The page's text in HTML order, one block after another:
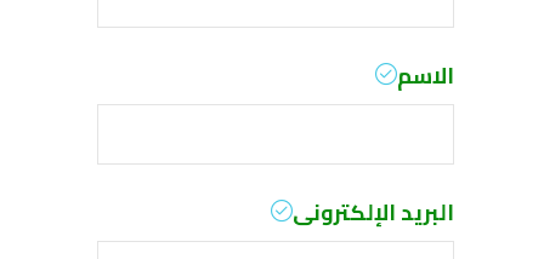
الاسم
البريد الإلكترونى